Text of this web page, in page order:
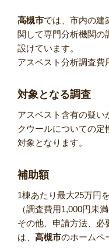
高槻市では、市内の建
関して専門分析機関の
設けています。
アスベスト分析調査費
対象となる調査
アスベスト含有の疑い
クウールについての定
対象となります。
補助額
1棟あたり最大25万円
（調査費用1,000円未
その他、申請方法、必
は、 高槻市のホームペ